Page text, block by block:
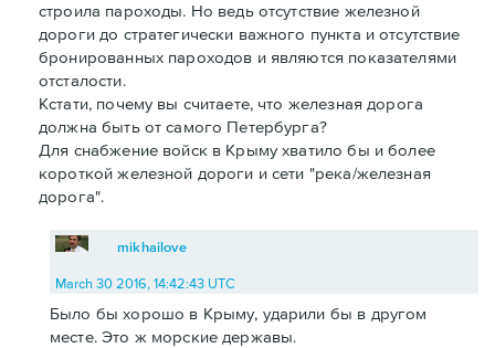
строила пароходы. Но ведь отсутствие железной
дороги до стратегически важного пункта и отсутствие
бронированных пароходов и являются показателями
отсталости.
Кстати, почему вы считаете, что железная дорога
должна быть от самого Петербурга?
Для снабжение войск в Крыму хватило бы и более
короткой железной дороги и сети "река/железная
дорога".
mikhailove
March 30 2016, 14:42:43 UTC
Было бы хорошо в Крыму, ударили бы в другом
месте. Это ж морские державы.